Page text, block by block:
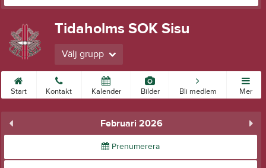
Tidaholms SOK Sisu
Välj grupp
Start Kontakt Kalender Bilder Bli medlem Mer
Februari 2026
Prenumerera